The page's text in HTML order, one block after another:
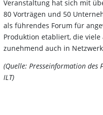
Veranstaltung hat sich mit
80 Vorträgen und 50
als führendes Forum für
Produktion etabliert, die
zunehmend auch in
(Quelle: Presseinformation
ILT)